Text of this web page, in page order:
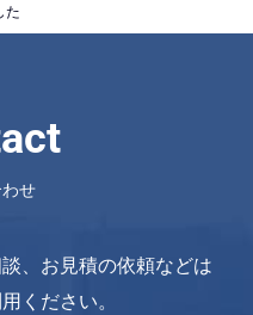
た
せ
、お見積の依頼などは
ください。